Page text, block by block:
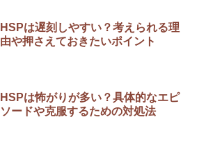
HSPは遅刻しやすい？考えられる理
由や押さえておきたいポイント
HSPは怖がりが多い？具体的なエピ
ソードや克服するための対処法